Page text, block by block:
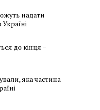
надати
до кінця –
яка частина